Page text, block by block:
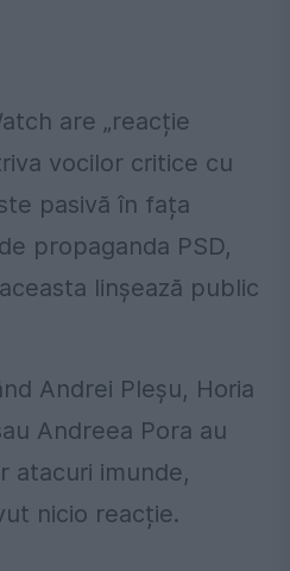
are „reacție
vocilor critice cu
pasivă în fața
propaganda PSD,
linșează public
Andrei Pleșu, Horia
Andreea Pora au
atacuri imunde,
nicio reacție.